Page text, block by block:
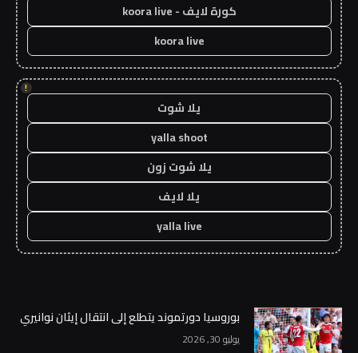
كورة لايف - koora live
koora live
!
يلا شوت
yalla shoot
يلا شوت زون
يلا لايف
yalla live
بوروسيا دورتموند يتطلع إلى انتقال إيثان نوانيري
يوليو 30, 2026